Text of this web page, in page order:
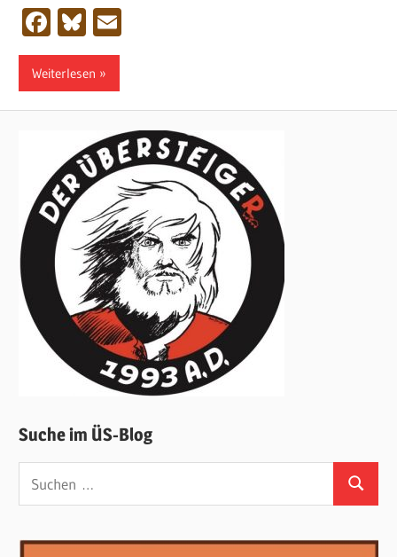
Facebook
Bluesky
Weiterlesen
Suche im ÜS-Blog
Suchen